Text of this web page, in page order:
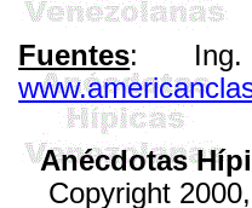
Fuentes: Ing.
Anécdotas
Copyright